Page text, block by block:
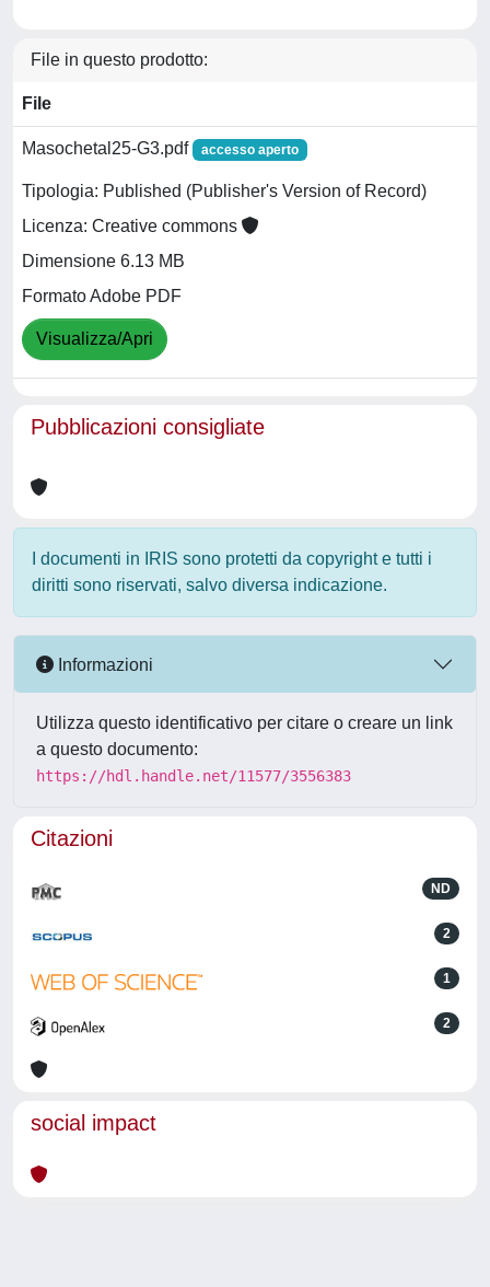
File in questo prodotto:
File
Masochetal25-G3.pdf accesso aperto
Tipologia: Published (Publisher's Version of Record)
Licenza: Creative commons
Dimensione 6.13 MB
Formato Adobe PDF
Visualizza/Apri
Pubblicazioni consigliate
I documenti in IRIS sono protetti da copyright e tutti i
diritti sono riservati, salvo diversa indicazione.
Informazioni
Utilizza questo identificativo per citare o creare un link
a questo documento:
https://hdl.handle.net/11577/3556383
Citazioni
ND
2
1
2
social impact